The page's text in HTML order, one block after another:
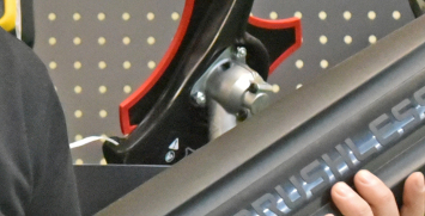
bis zur Schraube.
erspart den falschen